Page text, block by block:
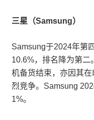
三星（Samsung）
Samsung于2024年第
10.6%，排名降为第
机备货结束，亦因其
烈竞争。Samsung
1%。